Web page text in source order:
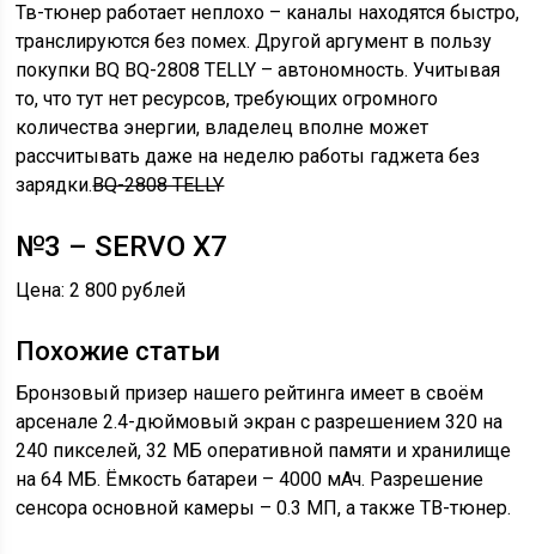
Тв-тюнер работает неплохо – каналы находятся быстро,
транслируются без помех. Другой аргумент в пользу
покупки BQ BQ-2808 TELLY – автономность. Учитывая
то, что тут нет ресурсов, требующих огромного
количества энергии, владелец вполне может
рассчитывать даже на неделю работы гаджета без
зарядки.BQ-2808 TELLY
№3 – SERVO X7
Цена: 2 800 рублей
Похожие статьи
Бронзовый призер нашего рейтинга имеет в своём
арсенале 2.4-дюймовый экран с разрешением 320 на
240 пикселей, 32 МБ оперативной памяти и хранилище
на 64 МБ. Ёмкость батареи – 4000 мАч. Разрешение
сенсора основной камеры – 0.3 МП, а также ТВ-тюнер.